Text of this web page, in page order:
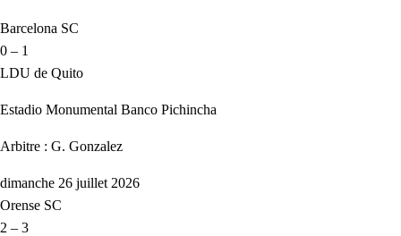
Barcelona SC
0 – 1
LDU de Quito
Estadio Monumental Banco Pichincha
Arbitre : G. Gonzalez
dimanche 26 juillet 2026
Orense SC
2 – 3